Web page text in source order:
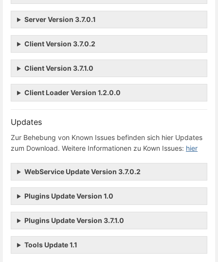
Server Version 3.7.0.1
Client Version 3.7.0.2
Client Version 3.7.1.0
Client Loader Version 1.2.0.0
Updates
Zur Behebung von Known Issues befinden sich hier Updates
zum Download. Weitere Informationen zu Kown Issues: hier
WebService Update Version 3.7.0.2
Plugins Update Version 1.0
Plugins Update Version 3.7.1.0
Tools Update 1.1